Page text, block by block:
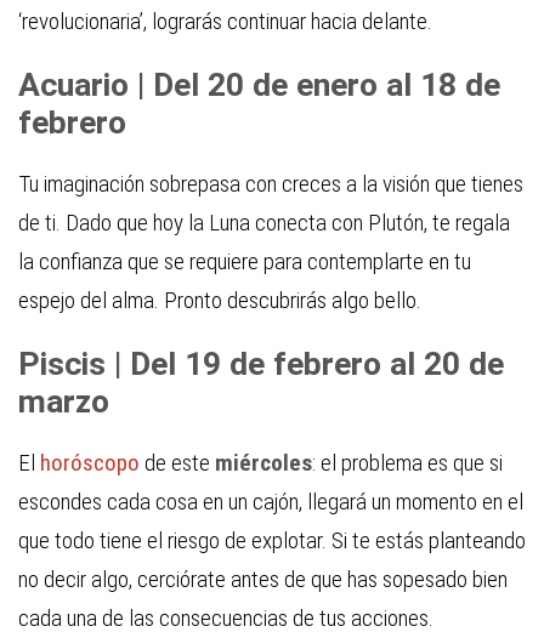
‘revolucionaria’, lograrás continuar hacia delante.
Acuario | Del 20 de enero al 18 de
febrero
Tu imaginación sobrepasa con creces a la visión que tienes
de ti. Dado que hoy la Luna conecta con Plutón, te regala
la confianza que se requiere para contemplarte en tu
espejo del alma. Pronto descubrirás algo bello.
Piscis | Del 19 de febrero al 20 de
marzo
El horóscopo de este miércoles: el problema es que si
escondes cada cosa en un cajón, llegará un momento en el
que todo tiene el riesgo de explotar. Si te estás planteando
no decir algo, cerciórate antes de que has sopesado bien
cada una de las consecuencias de tus acciones.